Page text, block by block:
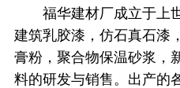
福华建材厂成立于上
建筑乳胶漆，仿石真石漆
膏粉，聚合物保温砂浆，
料的研发与销售。出产的